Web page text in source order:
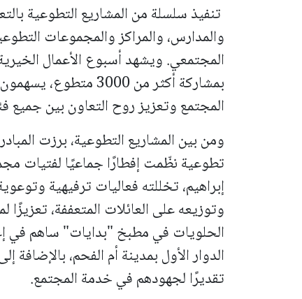
تنفيذ سلسلة من المشاريع التطوعية
والمدارس، والمراكز والمجموعات
المجتمعي.
بمشاركة أكثر من
المجتمع وتعزيز روح التعاون بين جميع
ومن بين المشاريع التطوعية، برزت
تطوعية نظّمت إفطارًا جماعيًا لفتيات
إبراهيم، تخللته فعاليات ترفيهية
وتوزيعه على العائلات المتعففة،
الحلويات في مطبخ "بدايات" ساهم في
الدوار الأول بمدينة أم الفحم،
تقديرًا لجهودهم في خدمة المجتمع.